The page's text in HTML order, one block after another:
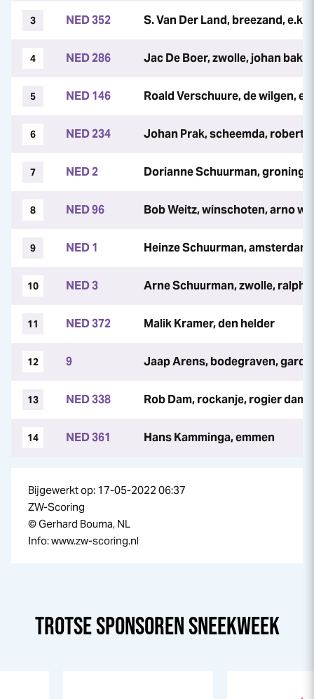
3 NED 352 S. Van Der Land, breezand,
4 NED 286 Jac De Boer, zwolle, johan
5 NED 146 Roald Verschuure, de wilgen,
6 NED 234 Johan Prak, scheemda, robert
7 NED 2 Dorianne Schuurman,
8 NED 96 Bob Weitz, winschoten, arno
9 NED 1 Heinze Schuurman,
10 NED 3 Arne Schuurman, zwolle, ralph
11 NED 372 Malik Kramer, den helder
12 9 Jaap Arens, bodegraven, gardi
13 NED 338 Rob Dam, rockanje, rogier dam
14 NED 361 Hans Kamminga, emmen
Bijgewerkt op: 17-05-2022 06:37
ZW-Scoring
© Gerhard Bouma, NL
Info: www.zw-scoring.nl
TROTSE SPONSORENSNEEKWEEK